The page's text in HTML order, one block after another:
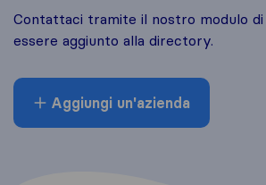
Contattaci tramite il nostro modulo
essere aggiunto alla directory.
Aggiungi un'azienda